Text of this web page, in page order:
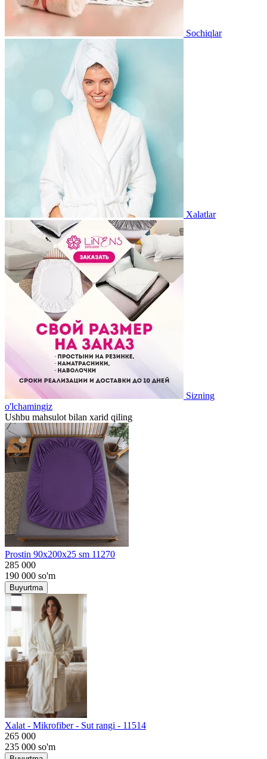
Sochiqlar
Xalatlar
Sizning
o'lchamingiz
Ushbu mahsulot bilan xarid qiling
Prostin 90x200x25 sm 11270
285 000
190 000 so'm
Buyurtma
Хalat - Mikrofiber - Sut rangi - 11514
265 000
235 000 so'm